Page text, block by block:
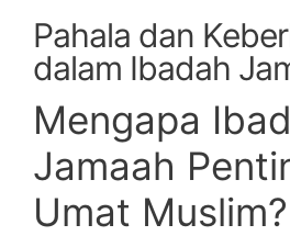
Pahala dan
dalam Ibadah
Mengapa
Jamaah
Umat Muslim?